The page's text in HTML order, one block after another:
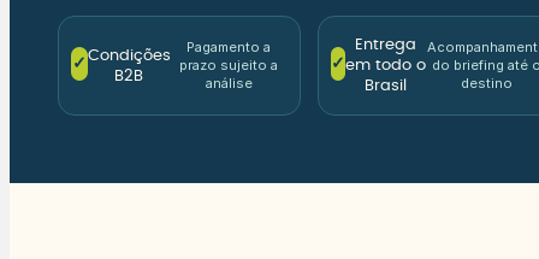
✓ Condições
B2B
Pagamento a
prazo sujeito a
análise
✓
Entrega
em todo o
Brasil
do briefing até
destino